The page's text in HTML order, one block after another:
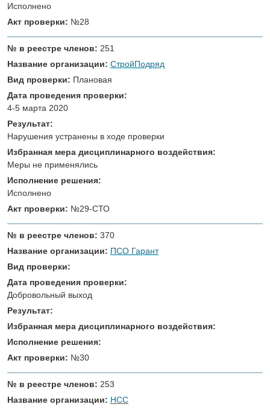
Исполнено
Акт проверки: №28
№ в реестре членов: 251
Название организации: СтройПодряд
Вид проверки: Плановая
Дата проведения проверки:
4-5 марта 2020
Результат:
Нарушения устранены в ходе проверки
Избранная мера дисциплинарного воздействия:
Меры не применялись
Исполнение решения:
Исполнено
Акт проверки: №29-СТО
№ в реестре членов: 370
Название организации: ПСО Гарант
Вид проверки:
Дата проведения проверки:
Добровольный выход
Результат:
Избранная мера дисциплинарного воздействия:
Исполнение решения:
Акт проверки: №30
№ в реестре членов: 253
Название организации: НСС